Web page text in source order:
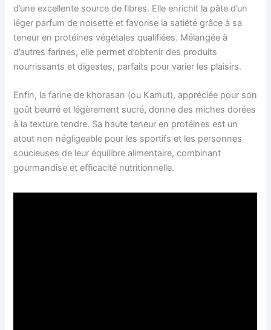
d’une excellente source de fibres. Elle enrichit la pâte d’un
léger parfum de noisette et favorise la satiété grâce à sa
teneur en protéines végétales qualifiées. Mélangée à
d’autres farines, elle permet d’obtenir des produits
nourrissants et digestes, parfaits pour varier les plaisirs.
Enfin, la farine de khorasan (ou Kamut), appréciée pour son
goût beurré et légèrement sucré, donne des miches dorées
à la texture tendre. Sa haute teneur en protéines est un
atout non négligeable pour les sportifs et les personnes
soucieuses de leur équilibre alimentaire, combinant
gourmandise et efficacité nutritionnelle.